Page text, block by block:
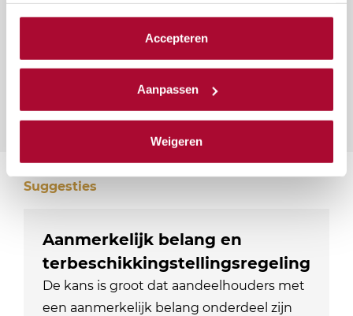
cookieverklaring.
We werken samen met23 derdendie uw gegevens
Accepteren
Aanpassen
Weigeren
Suggesties
Aanmerkelijk belang en
terbeschikkingstellingsregeling
De kans is groot dat aandeelhouders met
een aanmerkelijk belang onderdeel zijn